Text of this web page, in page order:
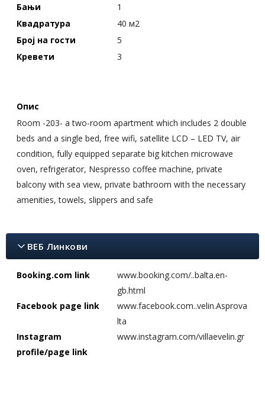
Бањи
1
Квадратура
40 м2
Број на гости
5
Кревети
3
Опис
Room -203- a two-room apartment which includes 2 double
beds and a single bed, free wifi, satellite LCD – LED TV, air
condition, fully equipped separate big kitchen microwave
oven, refrigerator, Nespresso coffee machine, private
balcony with sea view, private bathroom with the necessary
amenities, towels, slippers and safe
ВЕБ Линкови
Booking.com link
www.booking.com/..balta.en-
gb.html
Facebook page link
www.facebook.com..velin.Asprova
lta
Instagram
profile/page link
www.instagram.com/villaevelin.gr